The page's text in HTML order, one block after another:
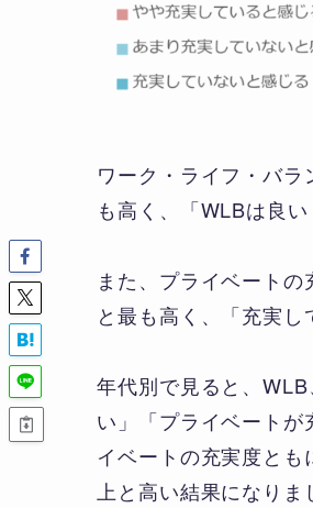
ワーク・ライフ・バ
も高く、「WLBは良
また、プライベート
と最も高く、「充実し
年代別で見ると、
い」「プライベート
イベートの充実度と
上と高い結果になりま